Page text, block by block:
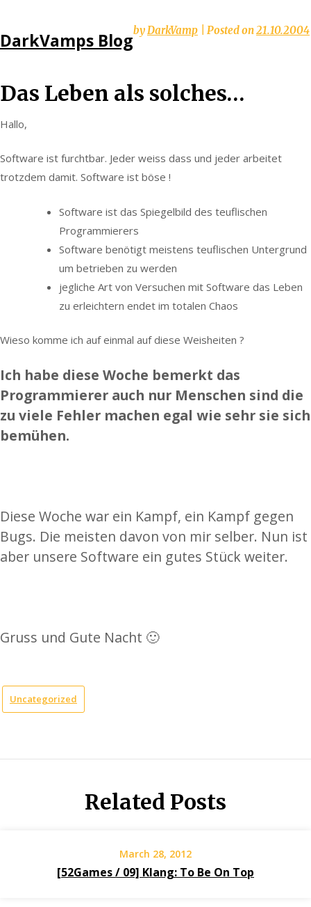
to
DarkVamps Blog
Das Leben als solches…
byDarkVamp Posted on21.10.2004
Hallo,
Software ist furchtbar. Jeder weiss dass und jeder arbeitet
trotzdem damit. Software ist böse !
Software ist das Spiegelbild des teuflischen
Programmierers
Software benötigt meistens teuflischen Untergrund
um betrieben zu werden
jegliche Art von Versuchen mit Software das Leben
zu erleichtern endet im totalen Chaos
Wieso komme ich auf einmal auf diese Weisheiten ?
Ich habe diese Woche bemerkt das
Programmierer auch nur Menschen sind die
zu viele Fehler machen egal wie sehr sie sich
bemühen.
Diese Woche war ein Kampf, ein Kampf gegen
Bugs. Die meisten davon von mir selber. Nun ist
aber unsere Software ein gutes Stück weiter.
Gruss und Gute Nacht 🙂
Uncategorized
Related Posts
March 28, 2012
[52Games / 09] Klang: To Be On Top